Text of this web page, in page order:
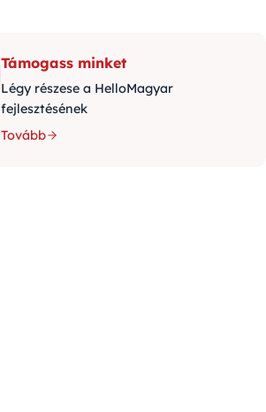
Támogass minket
Légy részese a HelloMagyar
fejlesztésének
Tovább